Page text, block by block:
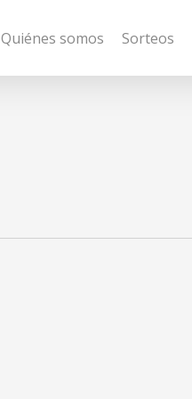
Quiénes somos Sorteos